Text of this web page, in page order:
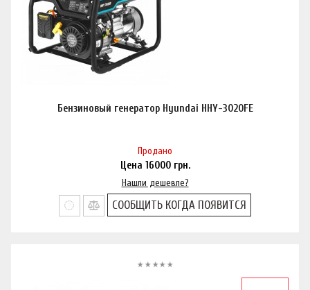
Бензиновый генератор Hyundai HHY-3020FE
Продано
Цена 16000грн.
Нашли дешевле?
СООБЩИТЬ КОГДА ПОЯВИТСЯ